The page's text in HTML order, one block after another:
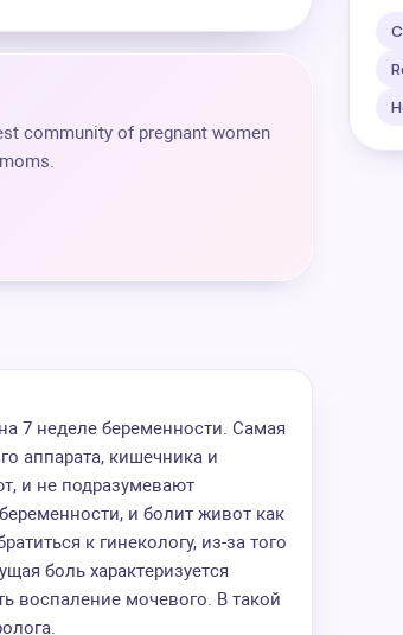
community of pregnant women
7 неделе беременности. Самая
аппарата, кишечника и
и не подразумевают
и болит живот как
к гинекологу, из-за того
боль характеризуется
воспаление мочевого. В такой